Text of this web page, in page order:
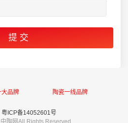
大品牌 陶瓷一线品牌
粤ICP备14052601号
陶网All Rights Reserved